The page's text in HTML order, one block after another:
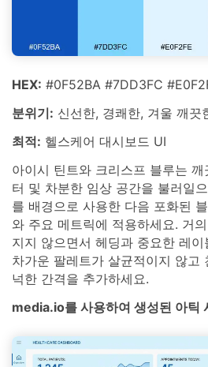
HEX: #0F52BA #7DD3FC
분위기: 신선한, 경쾌한, 겨울 깨끗
최적: 헬스케어 대시보드 UI
아이시 틴트와 크리스프 블루는
터 및 차분한 임상 공간을 불러일
를 배경으로 사용한 다음 포화된
와 주요 메트릭에 적용하세요. 거
지지 않으면서 헤딩과 중요한 레
차가운 팔레트가 살균적이지 않고
넉한 간격을 추가하세요.
media.io를 사용하여 생성된 아틱